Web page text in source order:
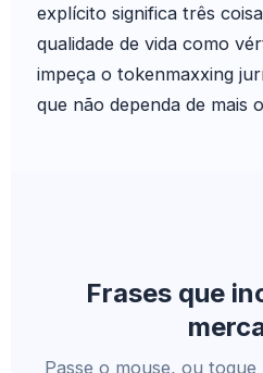
explícito significa três
qualidade de vida como
impeça o tokenmaxxing
que não dependa de mais
Frases que
Passe o mouse, ou